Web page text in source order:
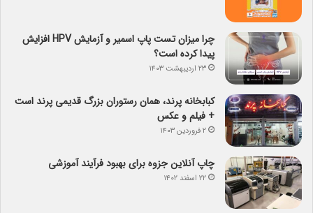
چرا میزان تست پاپ اسمیر و آزمایش HPV افزایش
پیدا کرده است؟
۲۳ اردیبهشت ۱۴۰۳
کبابخانه پرند، همان رستوران بزرگ قدیمی پرند است
+ فیلم و عکس
۲ فروردین ۱۴۰۳
چاپ آنلاین جزوه برای بهبود فرآیند آموزشی
۲۲ اسفند ۱۴۰۲